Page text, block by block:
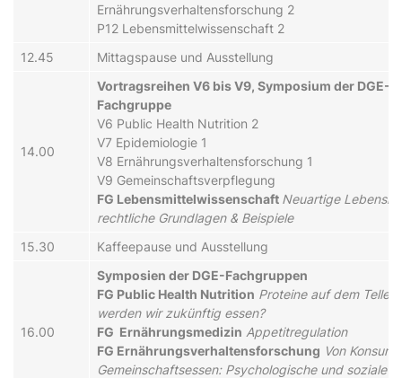
Ernährungsverhaltensforschung 2
P12 Lebensmittelwissenschaft 2
12.45
Mittagspause und Ausstellung
14.00
Vortragsreihen V6 bis V9, Symposium der DGE-
Fachgruppe
V6 Public Health Nutrition 2
V7 Epidemiologie 1
V8 Ernährungsverhaltensforschung 1
V9 Gemeinschaftsverpflegung
FG Lebensmittelwissenschaft Neuartige
rechtliche Grundlagen & Beispiele
15.30
Kaffeepause und Ausstellung
16.00
Symposien der DGE-Fachgruppen
FG Public Health Nutrition Proteine auf dem Teller
werden wir zukünftig essen?
FG Ernährungsmedizin Appetitregulation
FG Ernährungsverhaltensforschung Von
Gemeinschaftsessen: Psychologische und soziale